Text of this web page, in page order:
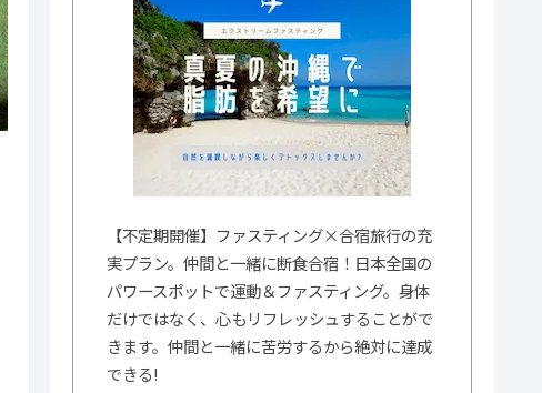
【不定期開催】ファスティング×合宿旅行の充
実プラン。仲間と一緒に断食合宿！日本全国の
パワースポットで運動＆ファスティング。身体
だけではなく、心もリフレッシュすることがで
きます。仲間と一緒に苦労するから絶対に達成
できる!